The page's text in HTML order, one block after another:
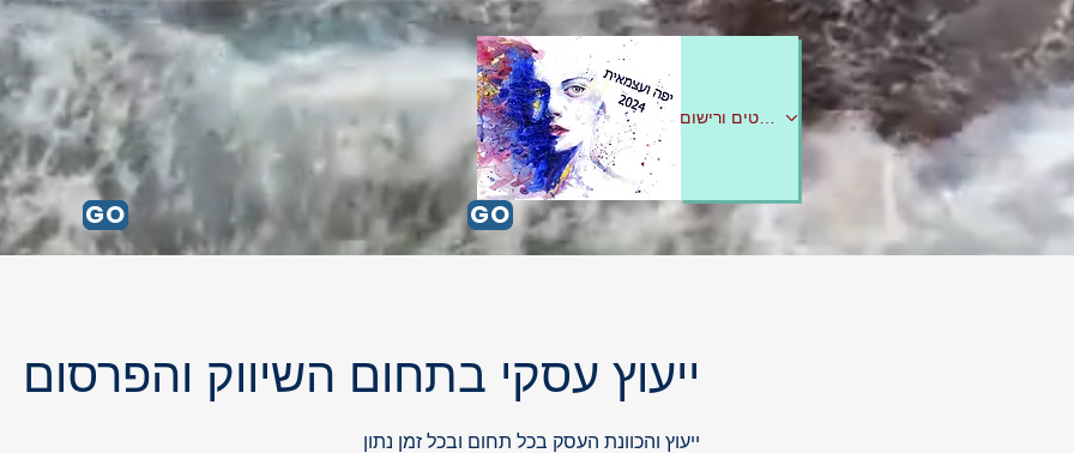
GO
GO
לפרטים ורישום
GO
ייעוץ עסקי בתחום השיווק והפרסום
ייעוץ והכוונת העסק בכל תחום ובכל זמן נתון